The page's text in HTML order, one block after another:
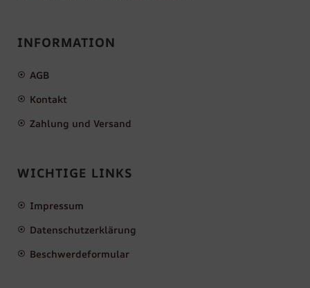
INFORMATION
AGB
Kontakt
Zahlung und Versand
WICHTIGE LINKS
Impressum
Datenschutzerklärung
Beschwerdeformular